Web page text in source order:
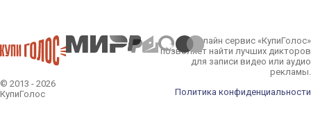
© 2013 - 2026
КупиГолос
Онлайн сервис «КупиГолос»
позволяет найти лучших дикторов
для записи видео или аудио
рекламы.
Политика конфиденциальности